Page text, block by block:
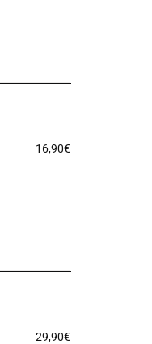
16,90€
29,90€